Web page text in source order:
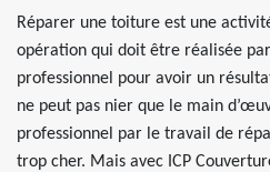
Réparer une toiture est une
opération qui doit être réalisée
professionnel pour avoir un
ne peut pas nier que le main
professionnel par le travail de
trop cher. Mais avec ICP